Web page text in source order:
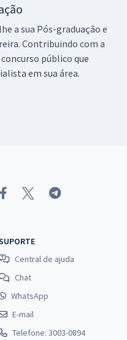
a sua Pós-graduação e
Contribuindo com a
público que
em sua área.
Central de ajuda
Chat
WhatsApp
E-mail
Telefone: 3003-0894